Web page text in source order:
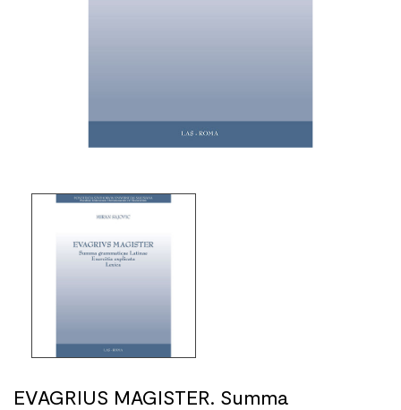
EVAGRIUS MAGISTER. Summa